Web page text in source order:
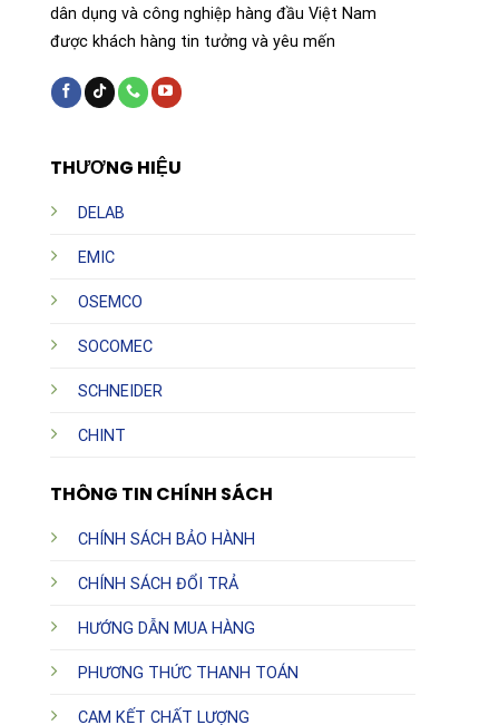
của tòa nhà.
THƯƠNG HIỆU
DELAB
EMIC
OSEMCO
SOCOMEC
SCHNEIDER
CHINT
THÔNG TIN CHÍNH SÁCH
CHÍNH SÁCH BẢO HÀNH
CHÍNH SÁCH ĐỔI TRẢ
HƯỚNG DẪN MUA HÀNG
PHƯƠNG THỨC THANH TOÁN
CAM KẾT CHẤT LƯỢNG
dân dụng và công nghiệp hàng đầu Việt Nam
được khách hàng tin tưởng và yêu mến